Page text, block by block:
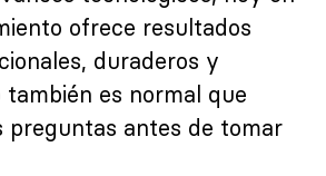
ofrece resultados
duraderos y
también es normal que
preguntas antes de tomar